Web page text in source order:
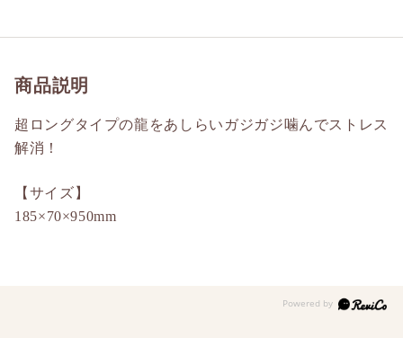
商品説明
超ロングタイプの龍をあしらいガジガジ噛んでストレス
解消！
【サイズ】
185×70×950mm